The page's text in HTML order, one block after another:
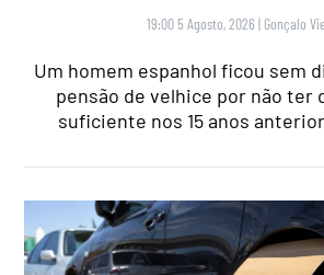
19:00 5 Agosto, 2026 | Gonçalo
Um homem espanhol ficou sem
pensão de velhice por não ter
suficiente nos 15 anos